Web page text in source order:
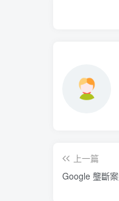
上一篇
Google 壟斷